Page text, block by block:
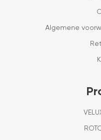
Algemene